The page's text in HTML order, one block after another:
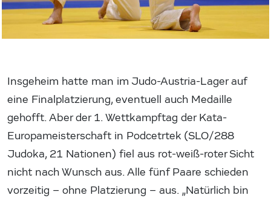
Insgeheim hatte man im Judo-Austria-Lager auf
eine Finalplatzierung, eventuell auch Medaille
gehofft. Aber der 1. Wettkampftag der Kata-
Europameisterschaft in Podcetrtek (SLO/288
Judoka, 21 Nationen) fiel aus rot-weiß-roter Sicht
nicht nach Wunsch aus. Alle fünf Paare schieden
vorzeitig – ohne Platzierung – aus. „Natürlich bin